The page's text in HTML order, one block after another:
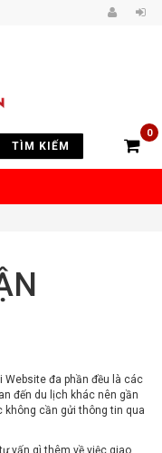
TÌM KIẾM
0
đa phần đều là các
đến du lịch khác nên gần
không cần gửi thông tin qua
vấn gì thêm về việc giao